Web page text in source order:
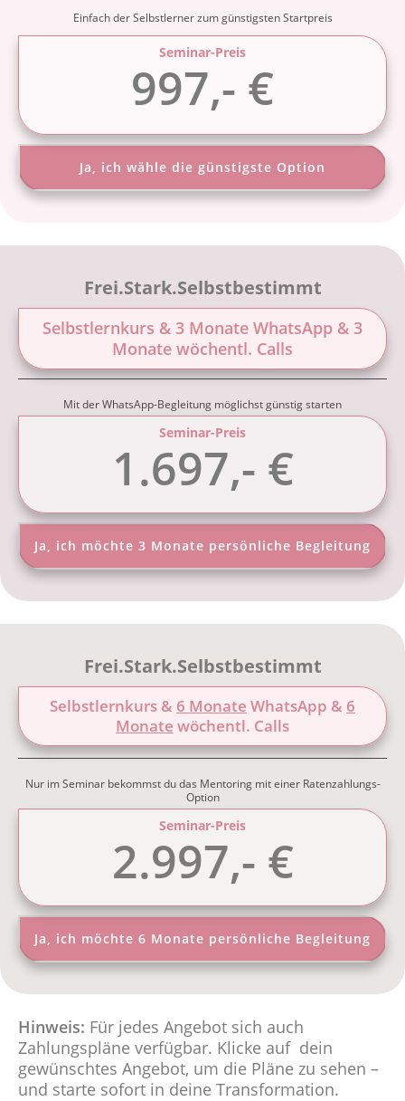
Einfach der Selbstlerner zum günstigsten Startpreis
Seminar-Preis
997,- €
Ja, ich wähle die günstigste Option
Frei.Stark.Selbstbestimmt
Selbstlernkurs & 3 Monate WhatsApp & 3
Monate wöchentl. Calls
Mit der WhatsApp-Begleitung möglichst günstig starten
Seminar-Preis
1.697,- €
Ja, ich möchte 3 Monate persönliche Begleitung
Frei.Stark.Selbstbestimmt
Selbstlernkurs & 6 Monate WhatsApp & 6
Monate wöchentl. Calls
Nur im Seminar bekommst du das Mentoring mit einer Ratenzahlungs-
Option
Seminar-Preis
2.997,- €
Ja, ich möchte 6 Monate persönliche Begleitung
Hinweis: Für jedes Angebot sich auch
Zahlungspläne verfügbar. Klicke auf dein
gewünschtes Angebot, um die Pläne zu sehen –
und starte sofort in deine Transformation.